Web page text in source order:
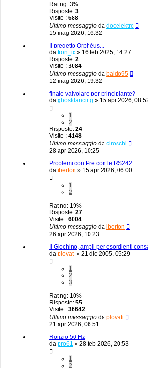
Rating: 3%
Risposte: 3
Visite : 688
Ultimo messaggio da docelektro
15 mag 2026, 16:32
Il pregetto Orphéus...
da tron_ic » 16 feb 2025, 14:27
Risposte: 2
Visite : 3084
Ultimo messaggio da baldo95
12 mag 2026, 19:32
finale valvolare per principiante?
da ghostdancing » 15 apr 2026,
1
2
Risposte: 24
Visite : 4148
Ultimo messaggio da ciroschi
28 apr 2026, 10:25
Problemi con Pre con le RS242
da iberton » 15 apr 2026, 06:00
1
2
Rating: 19%
Risposte: 27
Visite : 6004
Ultimo messaggio da iberton
26 apr 2026, 10:23
Il Giochino, ampli per esordienti
da plovati » 21 dic 2005, 05:29
1
2
3
Rating: 10%
Risposte: 55
Visite : 36642
Ultimo messaggio da plovati
21 apr 2026, 06:51
Ronzio 50 Hz
da pro61 » 28 feb 2026, 20:53
1
2